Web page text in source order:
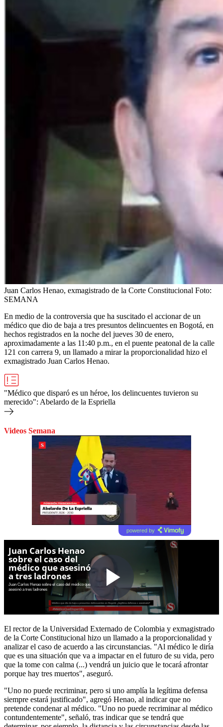
Juan Carlos Henao, exmagistrado de la Corte Constitucional Foto:
SEMANA
En medio de la controversia que ha suscitado el accionar de un
médico que dio de baja a tres presuntos delincuentes en Bogotá, en
hechos registrados en la noche del jueves 30 de enero,
aproximadamente a las 11:40 p.m., en el puente peatonal de la calle
121 con carrera 9, un llamado a mirar la proporcionalidad hizo el
exmagistrado Juan Carlos Henao.
"Médico que disparó es un héroe, los delincuentes tuvieron su
merecido": Abelardo de la Espriella
Videos Semana
powered by
El rector de la Universidad Externado de Colombia y exmagistrado
de la Corte Constitucional hizo un llamado a la proporcionalidad y
analizar el caso de acuerdo a las circunstancias. "Al médico le diría
que es una situación que va a impactar en el futuro de su vida, pero
que la tome con calma (...) vendrá un juicio que le tocará afrontar
porque hay tres muertos", aseguró.
"Uno no puede recriminar, pero si uno amplía la legítima defensa
siempre estará justificado", agregó Henao, al indicar que no
pretende condenar al médico. "Uno no puede recriminar al médico
contundentemente", señaló, tras indicar que se tendrá que